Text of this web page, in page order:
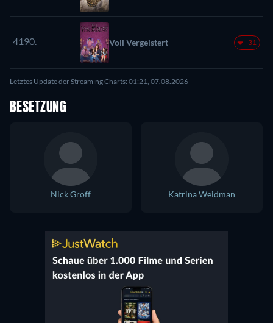
4190. Voll Vergeistert -31
Letztes Update der Streaming Charts: 01:21, 07.08.2026
BESETZUNG
Nick Groff Katrina Weidman